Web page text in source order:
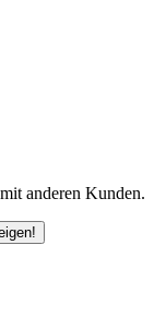
anderen Kunden.